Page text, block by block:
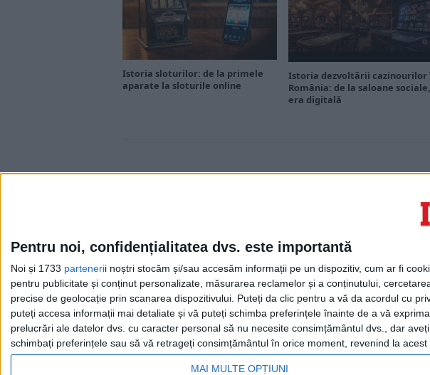
Pentru noi, confidențialitatea dvs. este importantă
Noi și 1733 partenerii noștri stocăm și/sau accesăm informații pe un dispozitiv, cum ar fi
pentru publicitate și conținut personalizate, măsurarea reclamelor și a conținutului,
precise de geolocație prin scanarea dispozitivului. Puteți da clic pentru a vă da acordul cu
puteți accesa informații mai detaliate și vă puteți schimba preferințele înainte de a vă
prelucrări ale datelor dvs. cu caracter personal să nu necesite consimțământul dvs., dar
schimbați preferințele sau să vă retrageți consimțământul în orice moment, revenind la
MAI MULTE OPȚIUNI
Istoria sloturilor: de la primele
aparate la sloturile online
Istoria dezvoltării cazinourilor
România: de la saloane
era digitală
Cea mai mare revistă de istorie din Europa!.
Media KIT
Evenimentul Zilei
Doctorul Zilei
Infofinanciar
Infoactual
Editura de carte
EVZ Comunicate
Capital Comunicate
Animal Zoo
Capital